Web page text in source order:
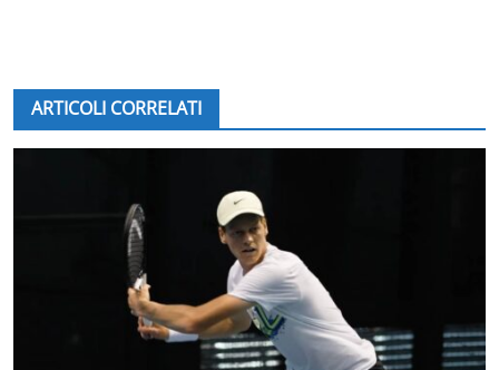
ARTICOLI CORRELATI